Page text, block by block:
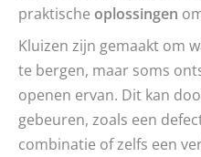
praktische oplossingen
Kluizen zijn gemaakt om
te bergen, maar soms
openen ervan. Dit kan
gebeuren, zoals een
combinatie of zelfs een